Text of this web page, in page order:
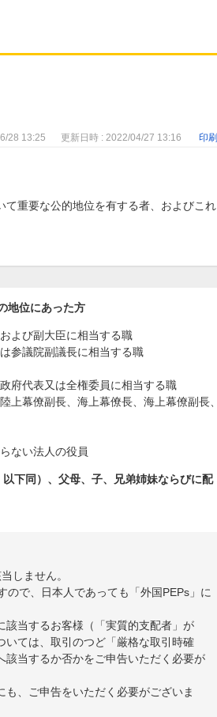
28 13:25 更新日時 : 2022/04/27 13:16 印刷
て重要な公的地位を有する者、およびこれ
地位にあった方
よび副大臣に相当する職
参議院副議長に相当する職
府代表又は全権委員に相当する職
上幕僚副長、海上幕僚長、海上幕僚副長、
ない法人の役員
下同）、父母、子、兄弟姉妹ならびに配
しません。
ので、日本人であっても「外国PEPs」に
該当するお客様（「実質的支配者」が
いては、取引のつど「厳格な取引時確
当するか否かをご申告いただく必要が
、ご申告をいただく必要がございま